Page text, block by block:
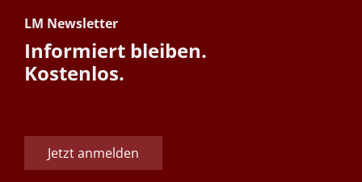
LM Newsletter
Informiert bleiben.
Kostenlos.
Jetzt anmelden